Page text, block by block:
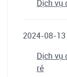
Dịch vụ
2024-08-13
Dịch vụ
rẻ